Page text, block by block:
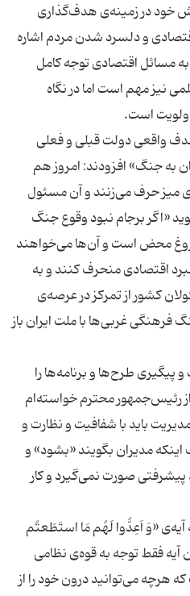
در زمینه‌ی هدف‌گذاری
و دلسرد شدن مردم اشاره
مسائل اقتصادی توجه کامل
نیز مهم است اما در نگاه
واقعی دولت قبلی و فعلی
به جنگ» افزودند: امروز هم
میز حرف می‌زنند و آن مسئول
«اگر برجام نبود وقوع جنگ
محض است و آن‌ها می‌خواهند
اقتصادی منحرف کنند و به
کشور از تمرکز در عرصه‌ی
غربی‌ها با ملت ایران باز
پیگیری طرح‌ها و برنامه‌ها را
رئیس‌جمهور محترم خواسته‌ام
باید با شفافیت و نظارت و
مدیران بگویند «بشود» و
صورت نمی‌گیرد و کار
آیه‌ی «وَ اَعِدُّوا لَهُم مَا استَطَعتُم
آیه فقط توجه به قوه‌ی نظامی
هرچه می‌توانید درون خود را از